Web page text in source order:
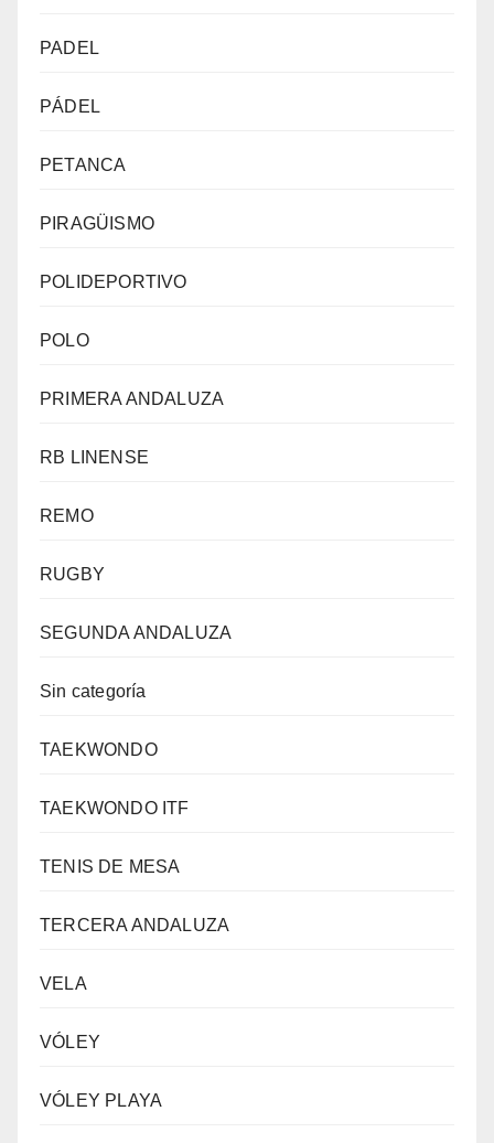
PADEL
PÁDEL
PETANCA
PIRAGÜISMO
POLIDEPORTIVO
POLO
PRIMERA ANDALUZA
RB LINENSE
REMO
RUGBY
SEGUNDA ANDALUZA
Sin categoría
TAEKWONDO
TAEKWONDO ITF
TENIS DE MESA
TERCERA ANDALUZA
VELA
VÓLEY
VÓLEY PLAYA